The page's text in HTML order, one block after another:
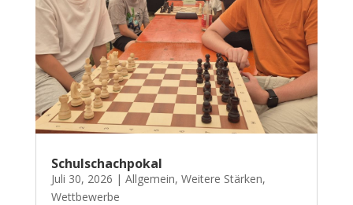
Schulschachpokal
Juli 30, 2026 | Allgemein, Weitere Stärken,
Wettbewerbe